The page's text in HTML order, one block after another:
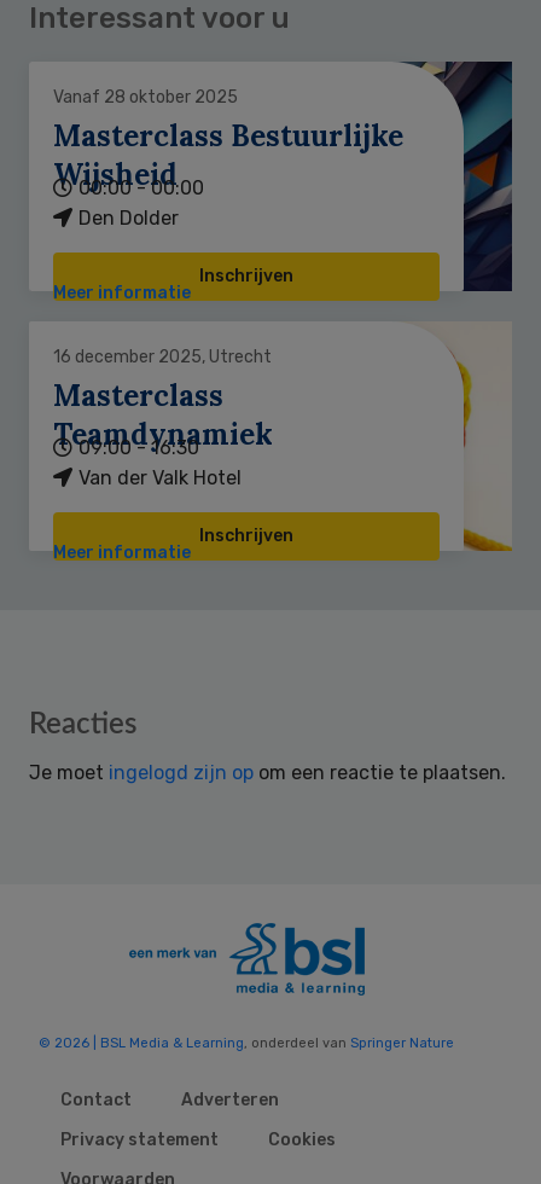
Interessant voor u
Vanaf 28 oktober 2025
Masterclass Bestuurlijke
Wijsheid
00:00 - 00:00
Den Dolder
Inschrijven
Meer informatie
16 december 2025, Utrecht
Masterclass
Teamdynamiek
09:00 - 16:30
Van der Valk Hotel
Inschrijven
Meer informatie
Reader
Reacties
Je moet ingelogd zijn op om een reactie te plaatsen.
© 2026 | BSL Media & Learning, onderdeel van Springer Nature
Contact
Adverteren
Privacy statement
Cookies